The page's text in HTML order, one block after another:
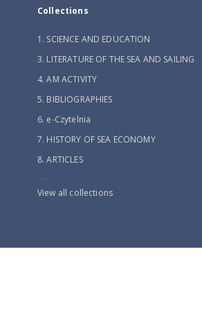
Collections
1. SCIENCE AND EDUCATION
3. LITERATURE OF THE SEA AND SAILING
4. AM ACTIVITY
5. BIBLIOGRAPHIES
6. e-Czytelnia
7. HISTORY OF SEA ECONOMY
8. ARTICLES
...
View all collections